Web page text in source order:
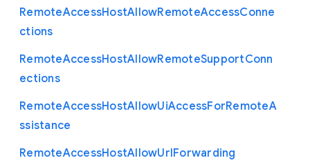
RemoteAccessHostAllowRemoteAccessConne
ctions
RemoteAccessHostAllowRemoteSupportConn
ections
RemoteAccessHostAllowUiAccessForRemoteA
ssistance
RemoteAccessHostAllowUrlForwarding